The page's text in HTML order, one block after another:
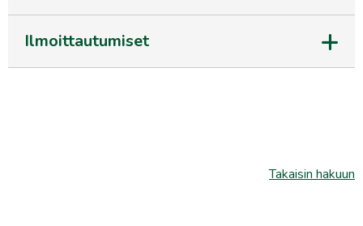
Ilmoittautumiset
Takaisin hakuun